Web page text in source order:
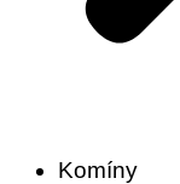
Komíny